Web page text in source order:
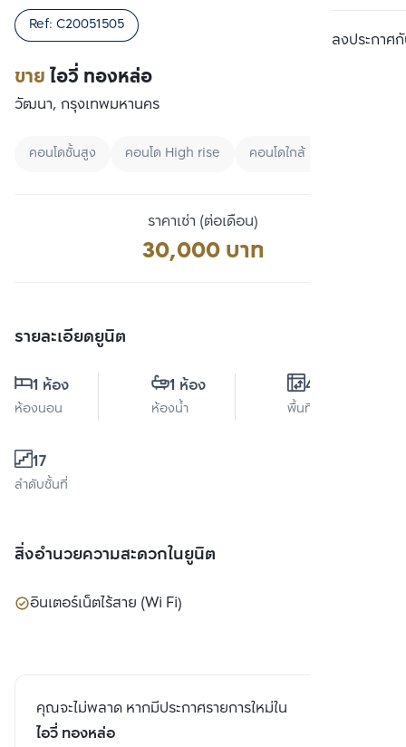
ลงประกาศกั
ขายไอวี่ ทองหล่อ
Ref: C20051505
วัฒนา, กรุงเทพมหานคร
คอนโดชั้นสูง คอนโด High rise คอนโดใกล้ BTS
ราคาเช่า (ต่อเดือน)
30,000 บาท
รายละเอียดยูนิต
1 ห้อง
ห้องนอน
1 ห้อง
ห้องน้ำ
43 ตร.ม.
พื้นที่ใช้สอย
17
ลำดับชั้นที่
สิ่งอำนวยความสะดวกในยูนิต
อินเตอร์เน็ตไร้สาย (Wi Fi)
คุณจะไม่พลาด หากมีประกาศรายการใหม่ใน
ไอวี่ ทองหล่อ
เปรียบเทียบ